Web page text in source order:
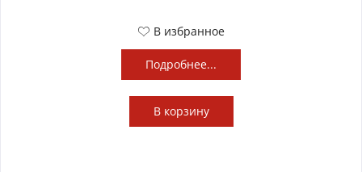
В избранное
Подробнее...
В корзину